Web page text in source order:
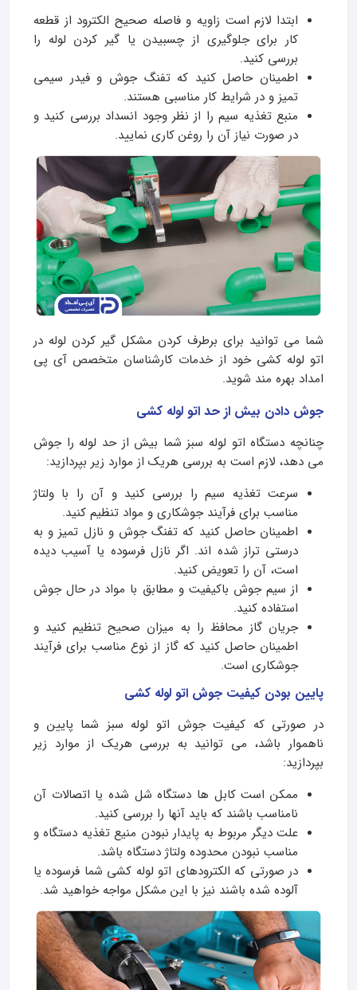
ابتدا لازم است زاویه و فاصله صحیح الکترود از قطعه
کار برای جلوگیری از چسبیدن یا گیر کردن لوله را
بررسی کنید.
اطمینان حاصل کنید که تفنگ جوش و فیدر سیمی
تمیز و در شرایط کار مناسبی هستند.
منبع تغذیه سیم را از نظر وجود انسداد بررسی کنید و
در صورت نیاز آن را روغن کاری نمایید.
شما می توانید برای برطرف کردن مشکل گیر کردن لوله در
اتو لوله کشی خود از خدمات کارشناسان متخصص آی پی
امداد بهره مند شوید.
جوش دادن بیش از حد اتو لوله کشی
چنانچه دستگاه اتو لوله سبز شما بیش از حد لوله را جوش
می دهد، لازم است به بررسی هریک از موارد زیر بپردازید:
سرعت تغذیه سیم را بررسی کنید و آن را با ولتاژ
مناسب برای فرآیند جوشکاری و مواد تنظیم کنید.
اطمینان حاصل کنید که تفنگ جوش و نازل تمیز و به
درستی تراز شده اند. اگر نازل فرسوده یا آسیب دیده
است، آن را تعویض کنید.
از سیم جوش باکیفیت و مطابق با مواد در حال جوش
استفاده کنید.
جریان گاز محافظ را به میزان صحیح تنظیم کنید و
اطمینان حاصل کنید که گاز از نوع مناسب برای فرآیند
جوشکاری است.
پایین بودن کیفیت جوش اتو لوله کشی
در صورتی که کیفیت جوش اتو لوله سبز شما پایین و
ناهموار باشد، می توانید به بررسی هریک از موارد زیر
بپردازید:
ممکن است کابل ها دستگاه شل شده یا اتصالات آن
نامناسب باشند که باید آنها را بررسی کنید.
علت دیگر مربوط به پایدار نبودن منیع تغذیه دستگاه و
مناسب نبودن محدوده ولتاژ دستگاه باشد.
در صورتی که الکترودهای اتو لوله کشی شما فرسوده یا
آلوده شده باشند نیز با این مشکل مواجه خواهید شد.